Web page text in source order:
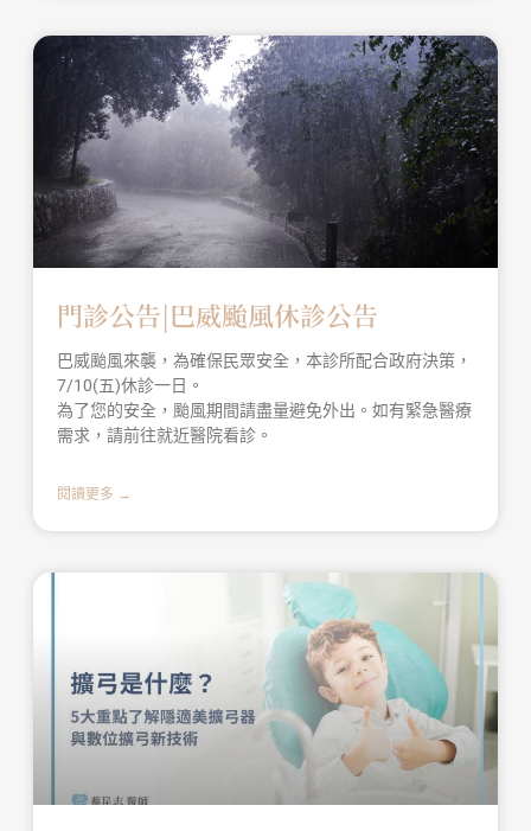
門診公告|巴威颱風休診公告
巴威颱風來襲，為確保民眾安全，本診所配合政府決策，
7/10(五)休診一日。
為了您的安全，颱風期間請盡量避免外出。如有緊急醫療
需求，請前往就近醫院看診。
閱讀更多 →